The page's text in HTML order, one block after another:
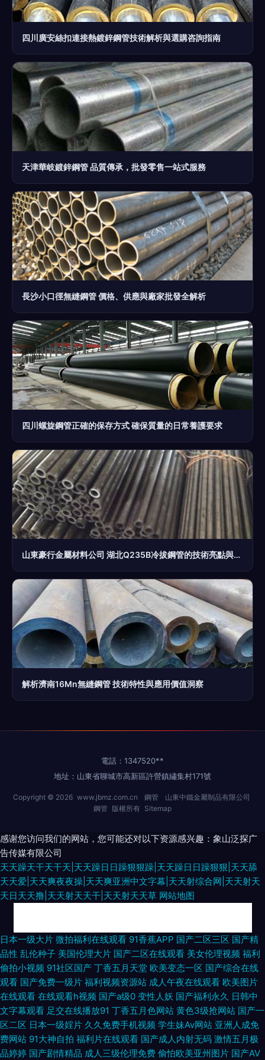
四川廣安絲扣連接熱鍍鋅鋼管技術解析與選購咨詢指南
天津華岐鍍鋅鋼管 品質傳承，批發零售一站式服務
長沙小口徑無縫鋼管 價格、供應與廠家批發全解析
四川螺旋鋼管正確的保存方式 確保質量的日常養護要求
山東豪行金屬材料公司 湖北Q235B冷拔鋼管的技術亮點與應用前景
解析濟南16Mn無縫鋼管 技術特性與應用價值洞察
電話：1347520**
地址：山東省聊城市高新區許營鎮繡集村171號
Copyright © 2026 www.jbmz.com.cn 鋼管
山東中鐵金屬制品有限公司
鋼管 版權所有 Sitemap
感谢您访问我们的网站，您可能还对以下资源感兴趣：象山泛探广
告传媒有限公司
天天躁天干天干天|天天躁日日躁狠狠躁|天天躁日日躁狠狠|天天舔
天天爱|天天爽夜夜操|天天爽亚洲中文字幕|天天射综合网|天天射天
天日天天撸|天天射天天干|天天射天天草 网站地图
站网址视频 成人天蚕91 人人肏人人肏 91国产尤物 岛国黄色 三级av片在线看
超碰99人人妻 色屋国产 超碰爱爱 蜜芽久久9com AV综合影院 麻豆MV免费
观看 91素人草草影院 日韩欧美骚极品 欧美色图中文 www9玖玖 a片网站免
费 91网站 日韩限制级三级片 激情内射网站 人妻超碰免费在线 草莓视频深夜
日本一级大片 微拍福利在线观看 91香蕉APP 国产二区三区 国产精
品性 乱伦种子 美国伦理大片 国产二区在线观看 美女伦理视频 福利
偷拍小视频 91社区国产 丁香五月天堂 欧美变态一区 国产综合在线
观看 国产免费一级片 福利视频资源站 成人午夜在线观看 欧美图片
在线观看 在线观看h视频 国产a级0 变性人妖 国产福利永久 日韩中
文字幕观看 足交在线播放91 丁香五月色网站 黄色3级抢网站 国产一
区二区 日本一级婬片 久久免费手机视频 学生妹Av网站 亚洲人成免
费网站 91大神自拍 福利片在线观看 国产成人内射无码 激情五月极
品婷婷 国产剧情精品 成人三级伦理免费 偷怕欧美亚州图片 国产AV